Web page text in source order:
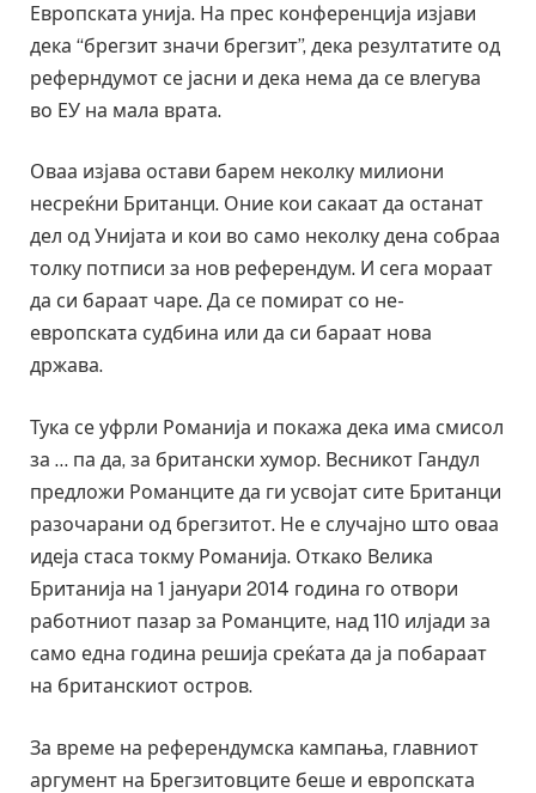
Европската унија. На прес конференција изјави
дека “брегзит значи брегзит”, дека резултатите од
реферндумот се јасни и дека нема да се влегува
во ЕУ на мала врата.
Оваа изјава остави барем неколку милиони
несреќни Британци. Оние кои сакаат да останат
дел од Унијата и кои во само неколку дена собраа
толку потписи за нов референдум. И сега мораат
да си бараат чаре. Да се помират со не-
европската судбина или да си бараат нова
држава.
Тука се уфрли Романија и покажа дека има смисол
за … па да, за британски хумор. Весникот Гандул
предложи Романците да ги усвојат сите Британци
разочарани од брегзитот. Не е случајно што оваа
идеја стаса токму Романија. Откако Велика
Британија на 1 јануари 2014 година го отвори
работниот пазар за Романците, над 110 илјади за
само една година решија среќата да ја побараат
на британскиот остров.
За време на референдумска кампања, главниот
аргумент на Брегзитовците беше и европската